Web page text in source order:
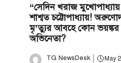
“সেদিন খরাজ
শাশ্বত চট্টোপাধ্যায়!
মৃ’ত্যুর আবহে কোন
অভিনেতা?
TG NewsDesk May